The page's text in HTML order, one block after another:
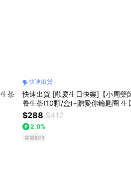
茶
快速出貨
快速出貨 [歡慶生日快樂]【小周藥
養生茶(10顆/盒)+贈愛你鑰匙圈 生
$288 $412
2.0%
客製刻印